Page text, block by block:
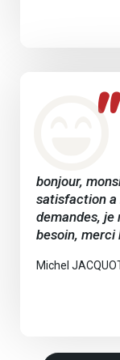
bonjour,
satisfaction a
demandes, je
besoin, merci
Michel